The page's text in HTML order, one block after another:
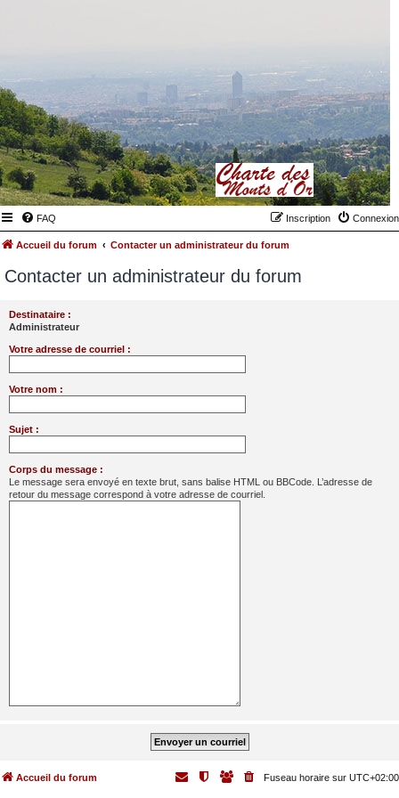
FAQ Connexion
Inscription
Accueil du forum Contacter un administrateur du forum
Contacter un administrateur du forum
Destinataire :
Administrateur
Votre adresse de courriel :
Votre nom :
Sujet :
Corps du message :
Le message sera envoyé en texte brut, sans balise HTML ou BBCode. L’adresse de
retour du message correspond à votre adresse de courriel.
Accueil du forum Fuseau horaire sur UTC+02:00